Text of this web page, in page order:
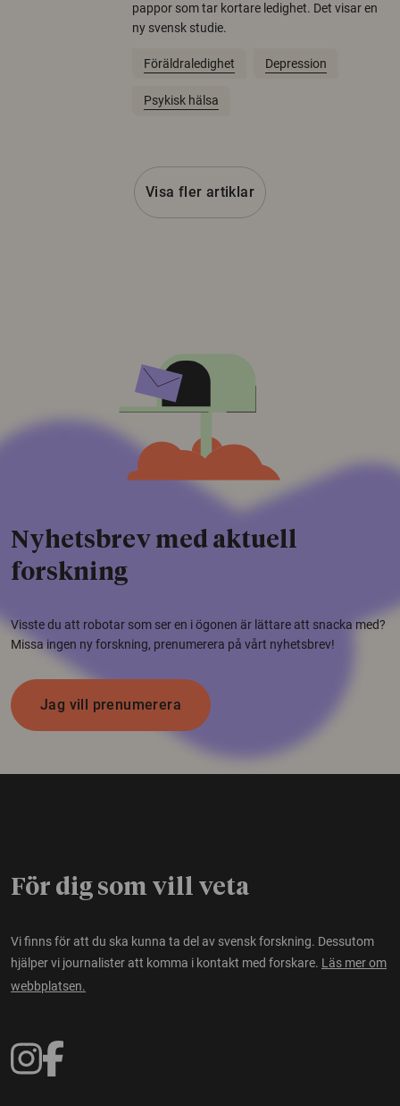
pappor som tar kortare ledighet. Det visar en
ny svensk studie.
Föräldraledighet Depression
Psykisk hälsa
Visa fler artiklar
Nyhetsbrev med aktuell
forskning
Visste du att robotar som ser en i ögonen är lättare att snacka med?
Missa ingen ny forskning, prenumerera på vårt nyhetsbrev!
Jag vill prenumerera
För dig som vill veta
Vi finns för att du ska kunna ta del av svensk forskning. Dessutom
hjälper vi journalister att komma i kontakt med forskare. Läs mer om
webbplatsen.